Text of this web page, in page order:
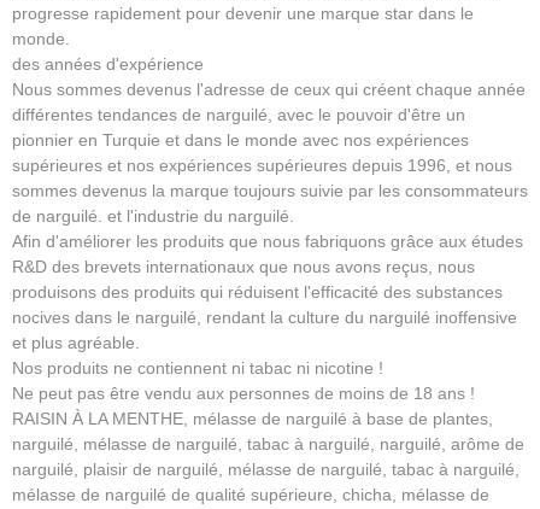
progresse rapidement pour devenir une marque star dans le
monde.
des années d'expérience
Nous sommes devenus l'adresse de ceux qui créent chaque année
différentes tendances de narguilé, avec le pouvoir d'être un
pionnier en Turquie et dans le monde avec nos expériences
supérieures et nos expériences supérieures depuis 1996, et nous
sommes devenus la marque toujours suivie par les consommateurs
de narguilé. et l'industrie du narguilé.
Afin d'améliorer les produits que nous fabriquons grâce aux études
R&D des brevets internationaux que nous avons reçus, nous
produisons des produits qui réduisent l'efficacité des substances
nocives dans le narguilé, rendant la culture du narguilé inoffensive
et plus agréable.
Nos produits ne contiennent ni tabac ni nicotine !
Ne peut pas être vendu aux personnes de moins de 18 ans !
RAISIN À LA MENTHE, mélasse de narguilé à base de plantes,
narguilé, mélasse de narguilé, tabac à narguilé, narguilé, arôme de
narguilé, plaisir de narguilé, mélasse de narguilé, tabac à narguilé,
mélasse de narguilé de qualité supérieure, chicha, mélasse de